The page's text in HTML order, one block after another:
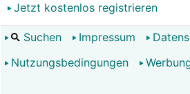
Jetzt kostenlos registrieren
Suchen Impressum
Nutzungsbedingungen